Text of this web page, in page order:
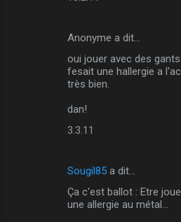
Anonyme a dit…
oui jouer avec des
fesait une hallergie a
très bien.
dan!
3.3.11
Sougil85 a dit…
Ça c'est ballot : Etre
une allergie au métal...